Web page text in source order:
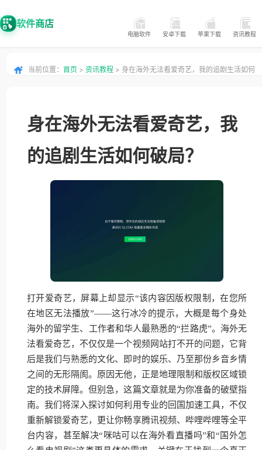
软件商店
电脑软件 安卓下载 苹果下载 资讯教程
当前位置： 首页 > 资讯教程 > 身在海外无法看爱奇艺，我的追剧生活如何
身在海外无法看爱奇艺，我
的追剧生活如何破局？
打开爱奇艺，屏幕上却显示“该内容因版权限制，在您所
在地区无法播放”——这行冰冷的提示，大概是每个身处
海外的留学生、工作者和华人最熟悉的“拦路虎”。海外无
法看爱奇艺，不仅仅是一个视频网站打不开的问题，它背
后是我们与熟悉的文化、即时的娱乐、乃至那份乡音乡情
之间的无形隔阂。原因无他，正是地理限制和版权区域锁
定的技术屏障。但别急，这篇文章就是为你准备的破壁指
南。我们将深入探讨如何利用专业的回国加速工具，不仅
重新解锁爱奇艺，更让你畅享腾讯视频、哔哩哔哩等全平
台内容，甚至解决“咪咕可以在海外看直播吗”和“国外怎